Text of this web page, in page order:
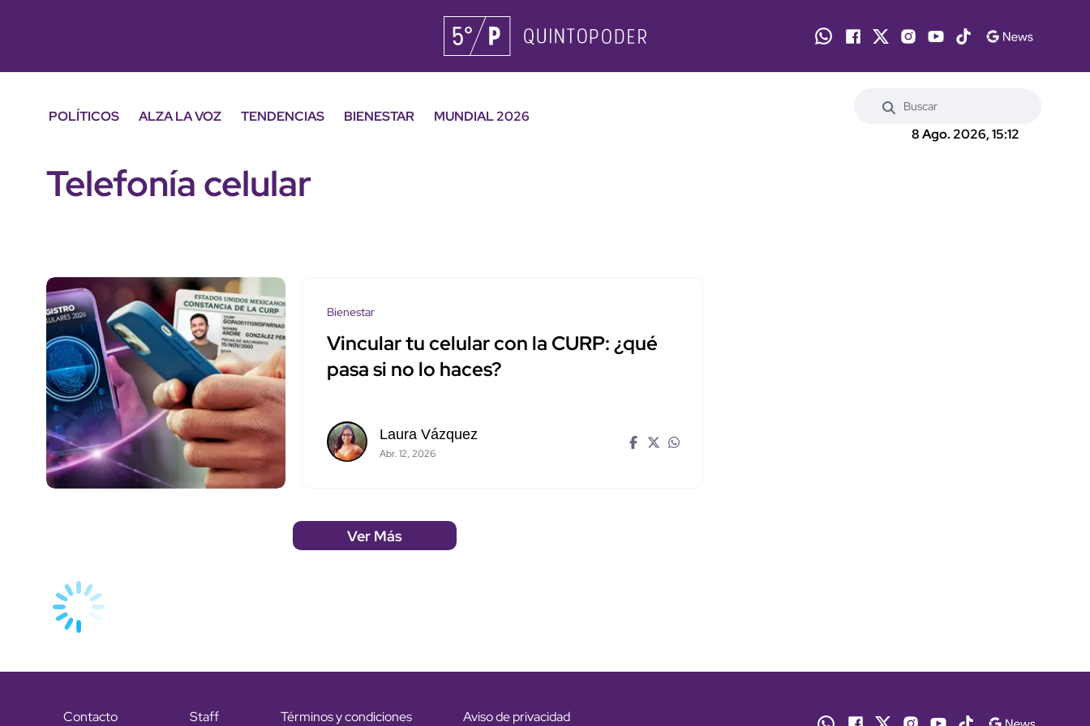
POLÍTICOS ALZA LA VOZ TENDENCIAS BIENESTAR
MUNDIAL 2026
8 Ago. 2026, 15:12
Telefonía celular
Bienestar
Vincular tu celular con la CURP: ¿qué
pasa si no lo haces?
Laura Vázquez
Abr. 12, 2026
Ver Más
Contacto Staff Términos y condiciones Aviso de privacidad